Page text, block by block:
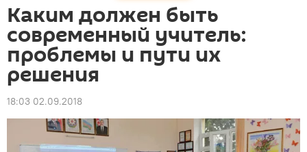
Каким должен быть
современный учитель:
проблемы и пути их
решения
18:03 02.09.2018